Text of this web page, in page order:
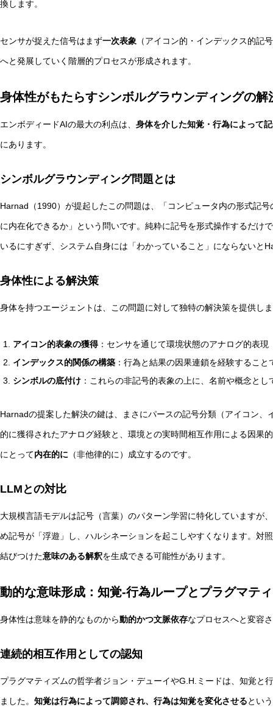
換します。
センサが捉えた信号はまず一次表象 （アイコン的・インデックス的記
へと発展していく階層的プロセスが形成されます。
身体性がもたらすシンボルグラウンディングの解
エンボディードAIの最大の利点は、 身体を介した知覚・行為によって
にあります。
シンボルグラウンディング問題とは
Harnad（1990）が提起したこの問題は、「コンピュータ内の形式記
に内在化できるか」という問いです。純粋に記号を形式操作するだけ
いるにすぎず、システム自身には「わかっていること」にならないと
身体性による解決策
身体を持つエージェントは、この問題に対して独特の解決策を提供し
アイコン的表象の獲得：センサを通じて環境状態のアナログ的表
インデックス的関係の構築 ：行為と結果の因果連鎖を経験するこ
シンボルの底付け ：これらの非記号的表象の上に、名前や概念と
Harnadの提案した解決の鍵は、まさにパースの記号分類（アイコン
的に獲得されたアナログ経験と、環境との実時間相互作用による因果
にとって内在的に （非他律的に）成立するのです。
LLMとの対比
大規模言語モデルは記号（言葉）のパターン学習に特化していますが
め記号が「浮遊」し、ハルシネーションを起こしやすくなります。対
結びつけた意味のある解釈を生成できる可能性があります。
動的な意味形成：知覚-行為ループとプラグマテ
身体性は意味を静的なものから動的かつ文脈依存なプロセスへと変容
連続的相互作用としての認知
プラグマティズムの哲学者ジョン・デューイやG.H.ミードは、知覚と
ました。 知覚は行為によって調節され、行為は知覚を変化させるとい